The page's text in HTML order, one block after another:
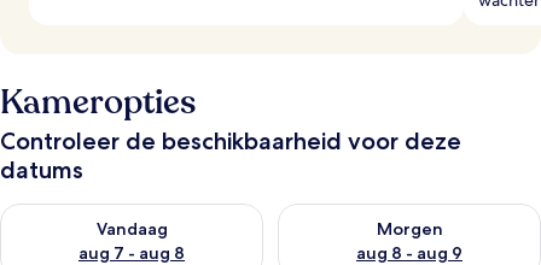
Kameropties
Controleer de beschikbaarheid voor deze
datums
Vandaag
aug 7 - aug 8
De beschikbaarheid controleren voor vanavond aug 7 - aug 8
Morgen
aug 8 - aug 9
De beschikbaarheid